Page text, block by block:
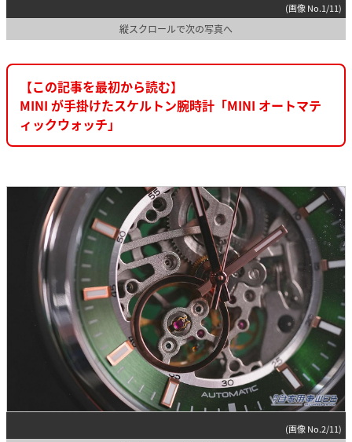
(画像 No.1/11)
縦スクロールで次の写真へ
【この記事を最初から読む】
MINI が手掛けたスケルトン腕時計「MINI オートマテ
ィックウォッチ」
(画像 No.2/11)